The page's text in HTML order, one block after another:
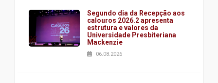
Segundo dia da Recepção aos
calouros 2026.2 apresenta
estrutura e valores da
Universidade Presbiteriana
Mackenzie
06.08.2026